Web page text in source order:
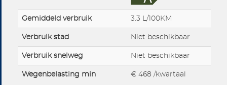
Gemiddeld verbruik 3.3 L/100KM
Verbruik stad Niet beschikbaar
Verbruik snelweg Niet beschikbaar
Wegenbelasting min € 468 /kwartaal